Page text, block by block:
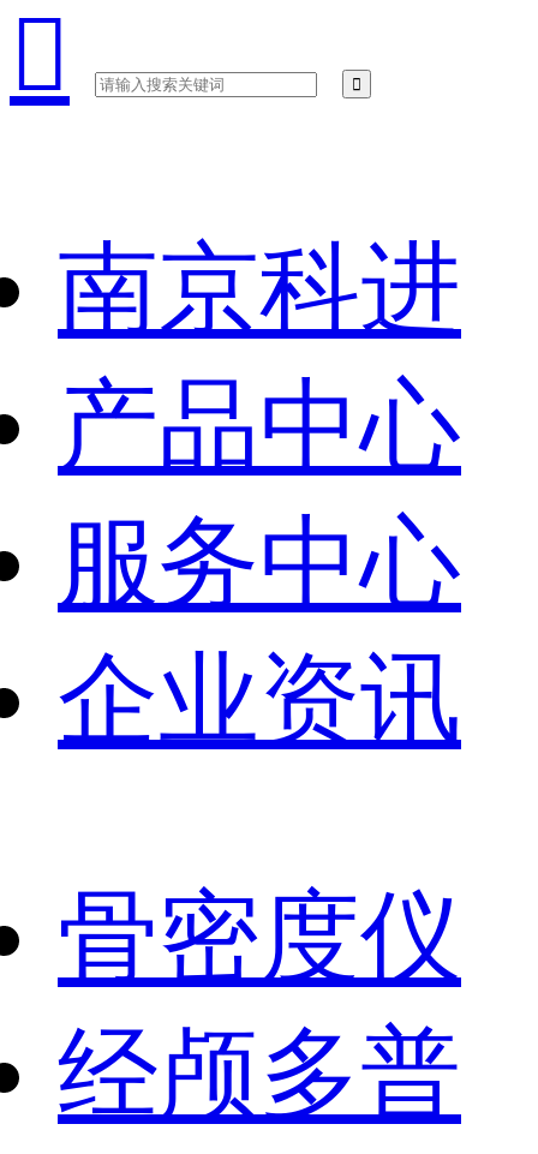

南京科进
产品中心
服务中心
企业资讯
骨密度仪
经颅多普